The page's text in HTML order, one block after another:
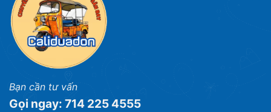
Bạn cần tư vấn
Gọi ngay: 714 225 4555